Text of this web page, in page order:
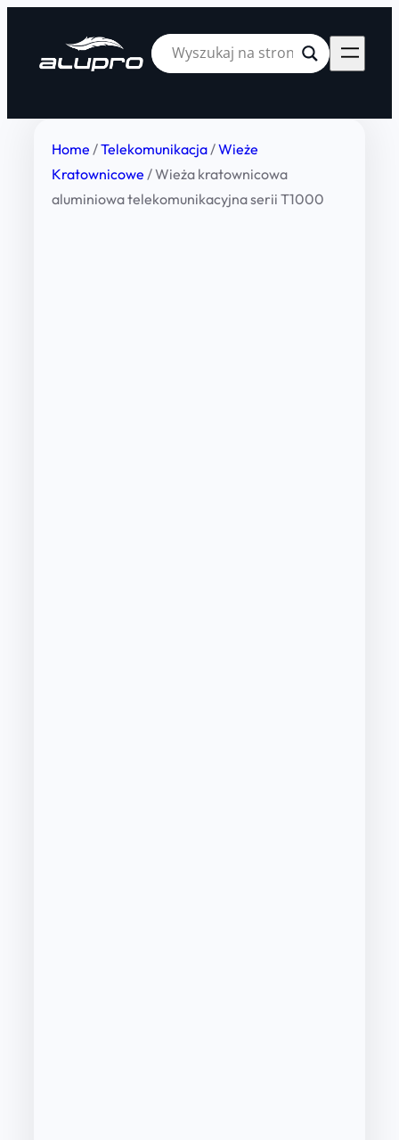
Home /Telekomunikacja/Wieże
Kratownicowe / Wieża kratownicowa
aluminiowa telekomunikacyjna serii T1000